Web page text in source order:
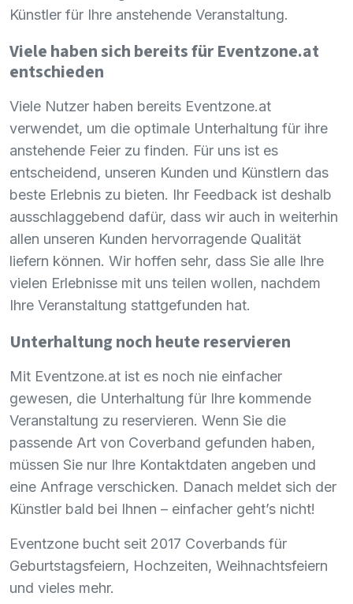
Künstler für Ihre anstehende Veranstaltung.
Viele haben sich bereits für Eventzone.at
entschieden
Viele Nutzer haben bereits Eventzone.at
verwendet, um die optimale Unterhaltung für ihre
anstehende Feier zu finden. Für uns ist es
entscheidend, unseren Kunden und Künstlern das
beste Erlebnis zu bieten. Ihr Feedback ist deshalb
ausschlaggebend dafür, dass wir auch in weiterhin
allen unseren Kunden hervorragende Qualität
liefern können. Wir hoffen sehr, dass Sie alle Ihre
vielen Erlebnisse mit uns teilen wollen, nachdem
Ihre Veranstaltung stattgefunden hat.
Unterhaltung noch heute reservieren
Mit Eventzone.at ist es noch nie einfacher
gewesen, die Unterhaltung für Ihre kommende
Veranstaltung zu reservieren. Wenn Sie die
passende Art von Coverband gefunden haben,
müssen Sie nur Ihre Kontaktdaten angeben und
eine Anfrage verschicken. Danach meldet sich der
Künstler bald bei Ihnen – einfacher geht’s nicht!
Eventzone bucht seit 2017 Coverbands für
Geburtstagsfeiern, Hochzeiten, Weihnachtsfeiern
und vieles mehr.